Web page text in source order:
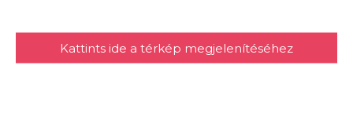
Kattints ide a térkép megjelenítéséhez